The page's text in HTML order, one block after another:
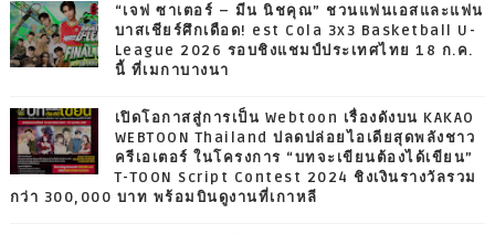
“เจฟ ซาเตอร์ – มีน นิชคุณ” ชวนแฟนเอสและแฟน
บาสเชียร์ศึกเดือด! est Cola 3x3 Basketball U-
League 2026 รอบชิงแชมป์ประเทศไทย 18 ก.ค.
นี้ ที่เมกาบางนา
เปิดโอกาสสู่การเป็น Webtoon เรื่องดังบน KAKAO
WEBTOON Thailand ปลดปล่อยไอเดียสุดพลังชาว
ครีเอเตอร์ ในโครงการ “บทจะเขียนต้องได้เขียน”
T-TOON Script Contest 2024 ชิงเงินรางวัลรวม
กว่า 300,000 บาท พร้อมบินดูงานที่เกาหลี